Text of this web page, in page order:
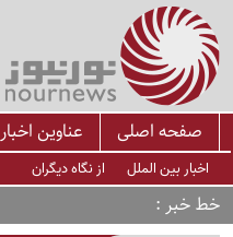
صفحه اصلی عناوین اخبار
اخبار بین الملل از نگاه دیگران
خط خبر